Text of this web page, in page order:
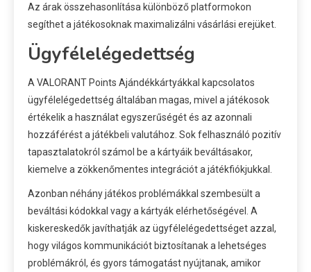
Az árak összehasonlítása különböző platformokon
segíthet a játékosoknak maximalizálni vásárlási erejüket.
Ügyfélelégedettség
A VALORANT Points Ajándékkártyákkal kapcsolatos
ügyfélelégedettség általában magas, mivel a játékosok
értékelik a használat egyszerűségét és az azonnali
hozzáférést a játékbeli valutához. Sok felhasználó pozitív
tapasztalatokról számol be a kártyáik beváltásakor,
kiemelve a zökkenőmentes integrációt a játékfiókjukkal.
Azonban néhány játékos problémákkal szembesült a
beváltási kódokkal vagy a kártyák elérhetőségével. A
kiskereskedők javíthatják az ügyfélelégedettséget azzal,
hogy világos kommunikációt biztosítanak a lehetséges
problémákról, és gyors támogatást nyújtanak, amikor